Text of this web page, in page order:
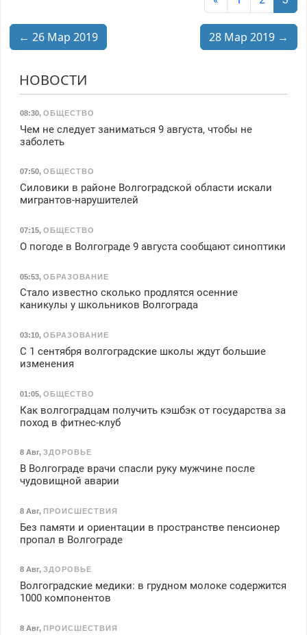
← 26 Мар 2019 28 Мар 2019 →
НОВОСТИ
08:30, ОБЩЕСТВО
Чем не следует заниматься 9 августа, чтобы не
заболеть
07:50, ОБЩЕСТВО
Силовики в районе Волгоградской области искали
мигрантов-нарушителей
07:15, ОБЩЕСТВО
О погоде в Волгограде 9 августа сообщают синоптики
05:53, ОБРАЗОВАНИЕ
Стало известно сколько продлятся осенние
каникулы у школьников Волгограда
03:10, ОБРАЗОВАНИЕ
С 1 сентября волгоградские школы ждут большие
изменения
01:05, ОБЩЕСТВО
Как волгоградцам получить кэшбэк от государства за
поход в фитнес-клуб
8 Авг, ЗДОРОВЬЕ
В Волгограде врачи спасли руку мужчине после
чудовищной аварии
8 Авг, ПРОИСШЕСТВИЯ
Без памяти и ориентации в пространстве пенсионер
пропал в Волгограде
8 Авг, ЗДОРОВЬЕ
Волгоградские медики: в грудном молоке содержится
1000 компонентов
8 Авг, ПРОИСШЕСТВИЯ